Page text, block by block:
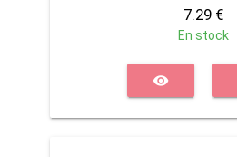
7.29 €
En stock
visibility